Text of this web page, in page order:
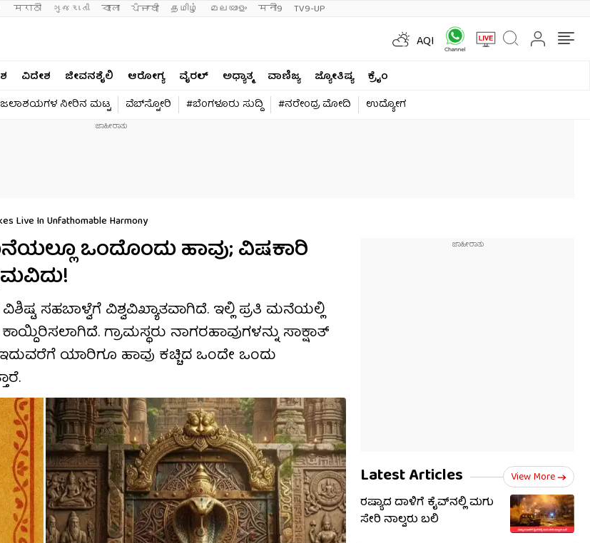
मराठी ગુજરાતી বাংলা ਪੰਜਾਬੀ தமிழ் മലയാളം मनी9 TV9-UP
AQI
ವಿದೇಶ ಜೀವನಶೈಲಿ ಆರೋಗ್ಯ ವೈರಲ್​ ಅಧ್ಯಾತ್ಮ ವಾಣಿಜ್ಯ ಜ್ಯೋತಿಷ್ಯ
ಕ್ರೈಂ
ಜಲಾಶಯಗಳ ನೀರಿನ ಮಟ್ಟ ವೆಬ್​ಸ್ಟೋರಿ #ಬೆಂಗಳೂರು ಸುದ್ದಿ #ನರೇಂದ್ರ ಮೋದಿ ಉದ್ಯೋಗ
Live In Unfathomable Harmony
ಒಂದೊಂದು ಹಾವು; ವಿಷಕಾರಿ
ಸಹಬಾಳ್ವೆಗೆ ವಿಶ್ವವಿಖ್ಯಾತವಾಗಿದೆ. ಇಲ್ಲಿ ಪ್ರತಿ ಮನೆಯಲ್ಲಿ
ಗ್ರಾಮಸ್ಥರು ನಾಗರಹಾವುಗಳನ್ನು ಸಾಕ್ಷಾತ್
ಯಾರಿಗೂ ಹಾವು ಕಚ್ಚಿದ ಒಂದೇ ಒಂದು
Latest Articles View More
ರಷ್ಯಾದ ದಾಳಿಗೆ ಕೈವ್​​ನಲ್ಲಿ ಮಗು
ಸೇರಿ ನಾಲ್ವರು ಬಲಿ